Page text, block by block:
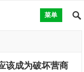
菜单
该成为破坏营商